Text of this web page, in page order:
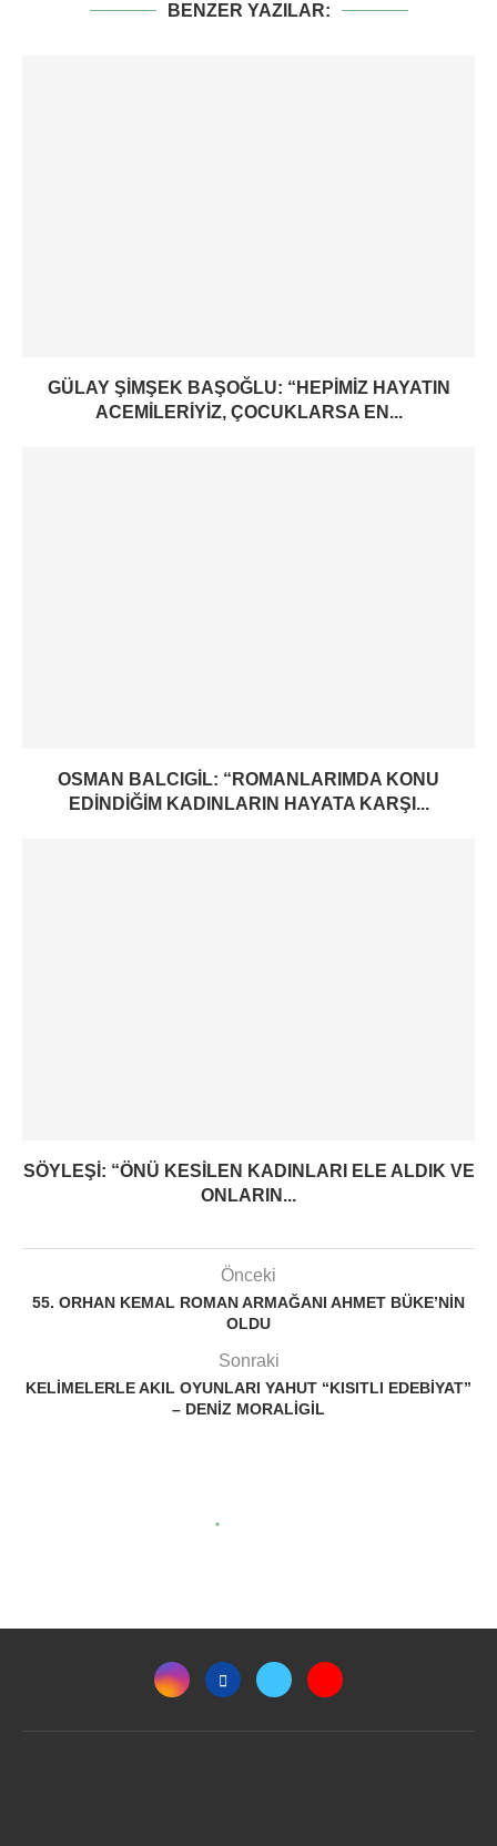
BENZER YAZILAR:
GÜLAY ŞIMŞEK BAŞOĞLU: “HEPIMIZ HAYATIN
ACEMILERIYIZ, ÇOCUKLARSA EN...
OSMAN BALCIGIL: “ROMANLARIMDA KONU
EDINDIĞIM KADINLARIN HAYATA KARŞI...
SÖYLEŞI: “ÖNÜ KESILEN KADINLARI ELE ALDIK VE
ONLARIN...
Önceki
55. ORHAN KEMAL ROMAN ARMAĞANI AHMET BÜKE’NIN
OLDU
Sonraki
KELIMELERLE AKIL OYUNLARI YAHUT “KISITLI EDEBIYAT”
– DENIZ MORALIGIL